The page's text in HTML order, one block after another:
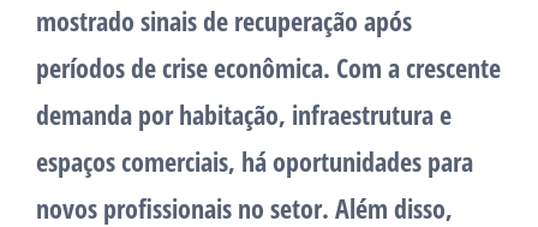
mostrado sinais de recuperação após
períodos de crise econômica. Com a crescente
demanda por habitação, infraestrutura e
espaços comerciais, há oportunidades para
novos profissionais no setor. Além disso,